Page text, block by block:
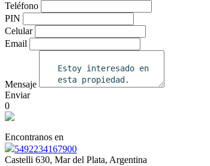
Teléfono
PIN
Celular
Email
Mensaje
Enviar
0
Encontranos en
5492234167900
Castelli 630, Mar del Plata, Argentina